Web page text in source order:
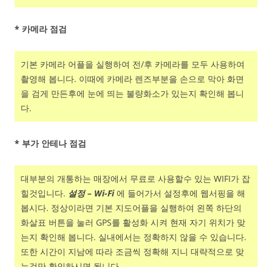
* 카메라 점검
기본 카메라 어플을 실행하여 전/후 카메라를 모두 사용하여
촬영해 봅니다. 이때에 카메라 렌즈부분을 손으로 막아 화면
을 검게 만든후에 눈에 띄는 불량화소가 있는지 확인해 봅니
다.
* 부가 안테나 점검
대부분의 개통하는 매장에서 무료로 사용할수 있는 WIFI가 잡
힐것입니다. 설정 – Wi-Fi에 들어가서 설정후에 웹서핑을 해
봅시다. 정상이라면 기본 지도어플을 실행하여 왼쪽 하단의
화살표 버튼을 눌러 GPS를 활성화 시켜 현재 자기 위치가 맞
는지 확인해 봅니다. 실내에서는 정확하지 않을 수 있습니다.
또한 시간이 지남에 따라 조금씩 정확해 지니 대략적으로 맞